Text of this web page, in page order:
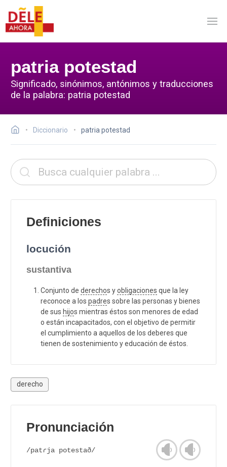
patria potestad
Significado, sinónimos, antónimos y traducciones
de la palabra: patria potestad
Diccionario patria potestad
Definiciones
locución
sustantiva
Conjunto de derechos yobligaciones que la ley
reconoce a los padres sobre las personas y bienes
de sus hijos mientras éstos son menores de edad
o están incapacitados, con el objetivo de permitir
el cumplimiento a aquellos de los deberes que
tienen de sostenimiento y educación de éstos.
derecho
Pronunciación
/patɾja potestað/